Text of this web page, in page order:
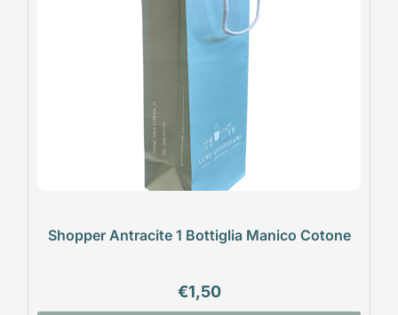
Shopper Antracite 1 Bottiglia Manico Cotone
€1,50